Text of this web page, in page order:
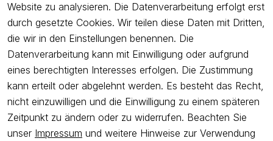
Website zu analysieren. Die Datenverarbeitung erfolgt erst
durch gesetzte Cookies. Wir teilen diese Daten mit Dritten,
die wir in den Einstellungen benennen. Die
Datenverarbeitung kann mit Einwilligung oder aufgrund
eines berechtigten Interesses erfolgen. Die Zustimmung
kann erteilt oder abgelehnt werden. Es besteht das Recht,
nicht einzuwilligen und die Einwilligung zu einem späteren
Zeitpunkt zu ändern oder zu widerrufen. Beachten Sie
unser Impressum und weitere Hinweise zur Verwendung
Freue dich über 5€ Rabatt bei deiner nächsten Bestellung und
profitiere von Angeboten.
Newsletter abonnieren
Ich bestätige hiermit, dass ich die Datenschutzerklärung
gelesen
habe. Ich kann meine Einwilligung jederzeit widerrufen.